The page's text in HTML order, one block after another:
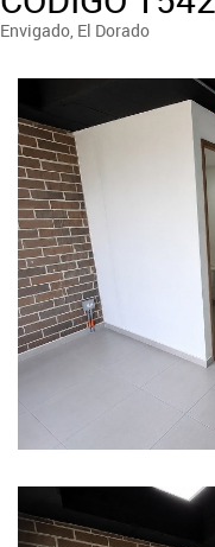
Envigado, El Dorado